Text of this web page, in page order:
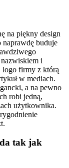
na piękny design
buduje
i
logo firmy z którą
w mediach.
a na pewno
robi jedną,
użytkownika.
tak jak